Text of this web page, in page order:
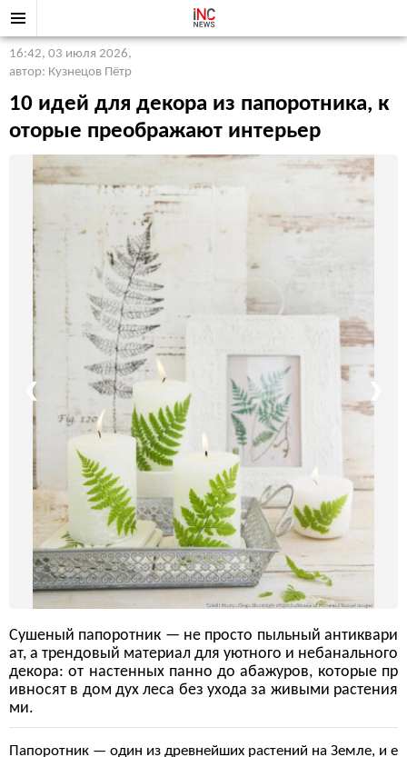
16:42, 03 июля 2026,
автор: Кузнецов Пётр
10 идей для декора из папоротника, к
оторые преображают интерьер
❮
Сушеный папоротник — не просто пыльный антиквари
ат, а трендовый материал для уютного и небанального
декора: от настенных панно до абажуров, которые пр
ивносят в дом дух леса без ухода за живыми растения
ми.
Папоротник — один из древнейших растений на Земле, и е